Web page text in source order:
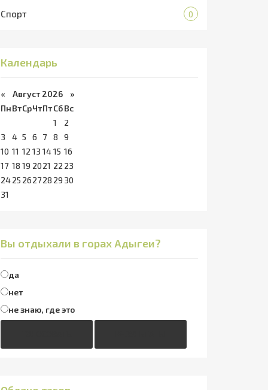
Спорт 0
Календарь
« Август 2026 »
ПнВтСрЧтПтСбВс
1
2
3
4 5 6 7 8
9
10 11 12 13 1415 16
17 18 19 2021 22 23
2425 262728 29 30
31
Вы отдыхали в горах Адыгеи?
да
нет
не знаю, где это